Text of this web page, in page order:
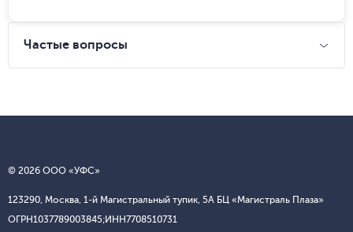
Частые вопросы
© 2026 ООО «УФС»
123290, Москва, 1-й Магистральный тупик, 5А БЦ «Магистраль Плаза»
ОГРН1037789003845;ИНН7708510731